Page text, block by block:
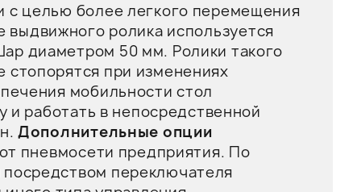
целью более легкого перемещения
выдвижного ролика используется
диаметром 50 мм. Ролики такого
при изменениях
мобильности стол
и работать в непосредственной
Дополнительные опции
пневмосети предприятия. По
переключателя